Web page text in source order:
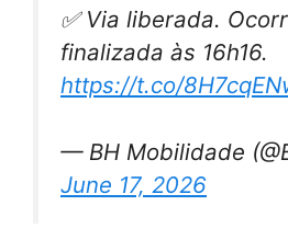
✅ Via liberada.
finalizada às 16h16.
https://t.co/
— BH Mobilidade
June 17, 2026